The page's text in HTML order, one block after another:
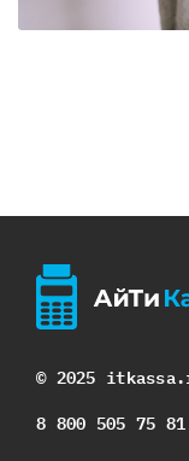
© 2025
8 800 505 75 81